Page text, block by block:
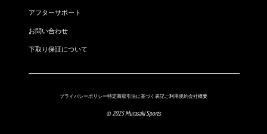
アフターサポート
お問い合わせ
下取り保証について
プライバシーポリシー特定商取引法に基づく表記 ご利用規約会社概要
© 2025 Murasaki Sports